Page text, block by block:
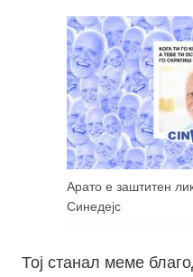
Арато е заштитен
Синедејс
Тој станал меме